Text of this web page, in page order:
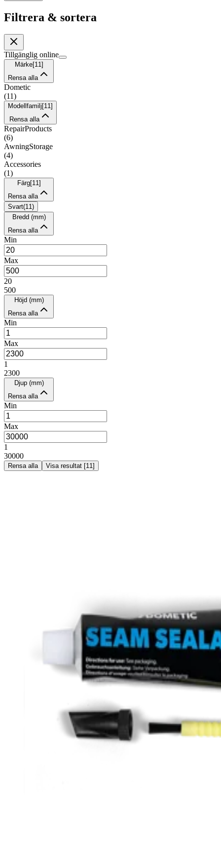
Filtrera & sortera
Tillgänglig online
Märke[11 ]
Rensa alla
Dometic
(11)
Modellfamilj [11 ]
Rensa alla
RepairProducts
(6)
AwningStorage
(4)
Accessories
(1)
Färg[11 ]
Rensa alla
Svart(11 )
Bredd (mm)
Rensa alla
Min
Max
20
500
Höjd (mm)
Rensa alla
Min
Max
1
2300
Djup (mm)
Rensa alla
Min
Max
1
30000
Rensa alla Visa resultat [11 ]